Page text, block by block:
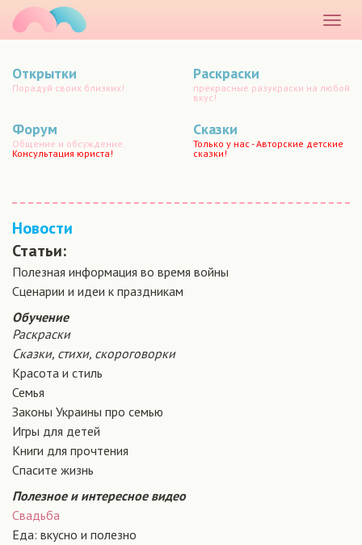
меню
Открытки
Порадуй своих близких!
Раскраски
прекрасные разукраски на любой
вкус!
Форум
Общение и обсуждение.
Консультация юриста!
Сказки
Только у нас - Авторские детские
сказки!
Новости
Статьи:
Полезная информация во время войны
Сценарии и идеи к праздникам
Обучение
Раскраски
Сказки, стихи, скороговорки
Красота и стиль
Семья
Законы Украины про семью
Игры для детей
Книги для прочтения
Спасите жизнь
Полезное и интересное видео
Свадьба
Еда: вкусно и полезно